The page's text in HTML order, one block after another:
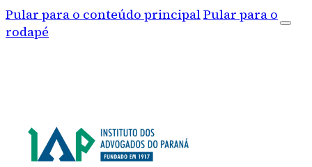
Pular para o conteúdo principalPular para o
rodapé